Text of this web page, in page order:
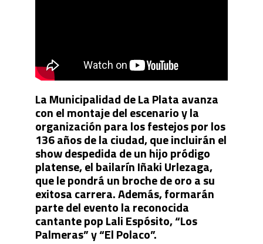
La Municipalidad de La Plata avanza
con el montaje del escenario y la
organización para los festejos por los
136 años de la ciudad, que incluirán el
show despedida de un hijo pródigo
platense, el bailarín Iñaki Urlezaga,
que le pondrá un broche de oro a su
exitosa carrera. Además, formarán
parte del evento la reconocida
cantante pop Lali Espósito, “Los
Palmeras” y “El Polaco”.